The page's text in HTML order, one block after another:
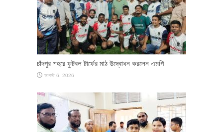
চাঁদপুর শহরে ফুটবল টার্ফের মাঠ উদ্বোধন করলেন এমপি
আগস্ট 6, 2026